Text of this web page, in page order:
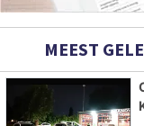
MEEST